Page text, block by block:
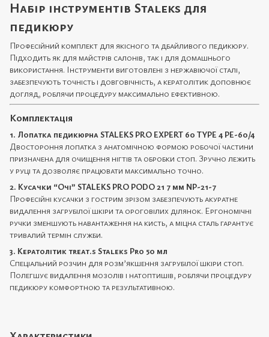
Набір інструментів Staleks для
педикюру
Професійний комплект для якісного та дбайливого педикюру.
Підходить як для майстрів салонів, так і для домашнього
використання. Інструменти виготовлені з нержавіючої сталі,
забезпечують точність і довговічність, а кератолітик доповнює
догляд, роблячи процедуру максимально ефективною.
Комплектація
1. Лопатка педикюрна STALEKS PRO EXPERT 60 TYPE 4 PE-60/4
Двостороння лопатка з анатомічною формою робочої частини
призначена для очищення нігтів та обробки стоп. Зручно лежить
у руці та дозволяє працювати максимально точно.
2. Кусачки “Очі” STALEKS PRO PODO 21 7 мм NP-21-7
Професійні кусачки з гострим зрізом забезпечують акуратне
видалення загрубілої шкіри та ороговілих ділянок. Ергономічні
ручки зменшують навантаження на кисть, а міцна сталь гарантує
тривалий термін служби.
3. Кератолітик treat.s Staleks Pro 50 мл
Спеціальний розчин для розм’якшення загрубілої шкіри стоп.
Полегшує видалення мозолів і натоптишів, роблячи процедуру
педикюру комфортною та результативною.